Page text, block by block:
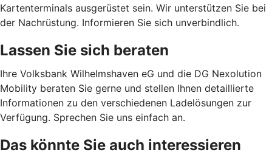
Kartenterminals ausgerüstet sein. Wir unterstützen Sie bei
der Nachrüstung. Informieren Sie sich unverbindlich.
Lassen Sie sich beraten
Ihre Volksbank Wilhelmshaven eG und die DG Nexolution
Mobility beraten Sie gerne und stellen Ihnen detaillierte
Informationen zu den verschiedenen Ladelösungen zur
Verfügung. Sprechen Sie uns einfach an.
Das könnte Sie auch interessieren